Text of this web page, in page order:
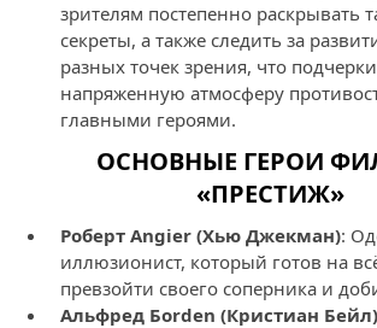
зрителям постепенно раскрывать
секреты, а также следить за
разных точек зрения, что
напряженную атмосферу
главными героями.
ОСНОВНЫЕ ГЕРОИ
«ПРЕСТИЖ»
Роберт Angier (Хью Джекман):
иллюзионист, который готов на
превзойти своего соперника и
Альфред Бorden (Кристиан Бейл)